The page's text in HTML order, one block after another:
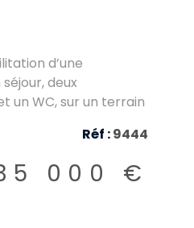
d’une
deux
un WC, sur un terrain
Réf :9444
000 €